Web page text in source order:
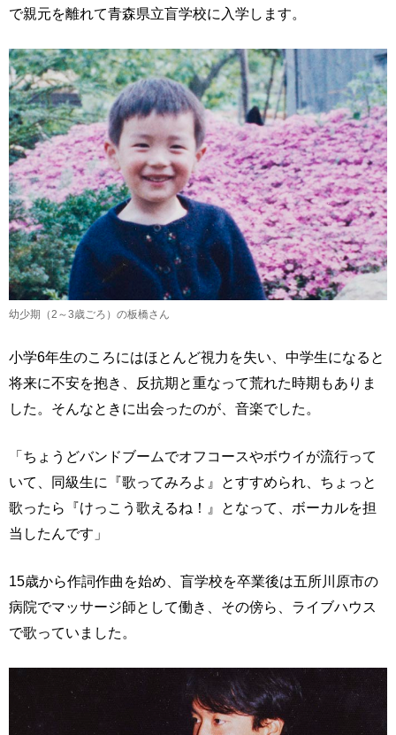
で親元を離れて青森県立盲学校に入学します。
幼少期（2～3歳ごろ）の板橋さん
小学6年生のころにはほとんど視力を失い、中学生になると
将来に不安を抱き、反抗期と重なって荒れた時期もありま
した。そんなときに出会ったのが、音楽でした。
「ちょうどバンドブームでオフコースやボウイが流行って
いて、同級生に『歌ってみろよ』とすすめられ、ちょっと
歌ったら『けっこう歌えるね！』となって、ボーカルを担
当したんです」
15歳から作詞作曲を始め、盲学校を卒業後は五所川原市の
病院でマッサージ師として働き、その傍ら、ライブハウス
で歌っていました。